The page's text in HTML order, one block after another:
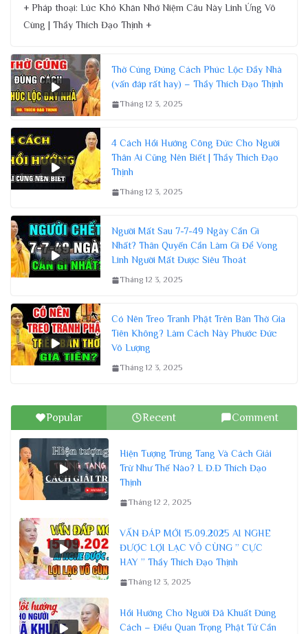
+ Pháp thoại: Lúc Khó Khăn Nhớ Niệm Câu Này Linh Ứng Vô
Cùng | Thầy Thích Đạo Thịnh +
Thờ Cúng Đúng Cách Phúc Lộc Đầy Nhà
(vấn đáp rất hay) – Thầy Thích Đạo Thịnh
Tháng 12 3, 2025
4 Cách Hồi Hướng Công Đức Cho Người
Thân Ai Cũng Nên Biết | Thầy Thích Đạo
Thịnh
Tháng 12 3, 2025
Người Mất Sau 7-7-49 Ngày Cần Gì
Nhất? Thân Quyến Cần Làm Gì Để Vong
Linh Người Mất Được Siêu Thoát
Tháng 12 3, 2025
Có Nên Treo Tranh Phật Trên Bàn Thờ Gia
Tiên Không? Làm Cách Này Phước Đức
Vô Lượng
Tháng 12 3, 2025
Popular Recent Comment
Hiện Tượng Trùng Tang Và Cách Giải
Trừ Như Thế Nào? L Đ.Đ Thích Đạo
Thịnh
Tháng 12 2, 2025
VẤN ĐÁP MỚI 15.09.2025 AI NGHE
ĐƯỢC LỢI LẠC VÔ CÙNG ” CỰC
HAY ” Thầy Thích Đạo Thịnh
Tháng 12 3, 2025
Hồi Hướng Cho Người Đã Khuất Đúng
Cách – Điều Quan Trọng Phật Tử Cần